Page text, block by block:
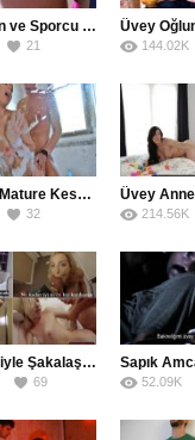
Olgun Latin ve Sporcu Yengesiyle Gerçek Ensest Sikiş Çekimi
21 144.02K
Küvetteki Mature Keseyi Gencin Penisiyle Attırdı
32 214.56K
Üvey Abisiyle Şakalaşırken Ensest Seks Heyecanına Kapıldı
69 52.09K